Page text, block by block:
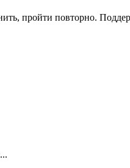
пройти повторно.